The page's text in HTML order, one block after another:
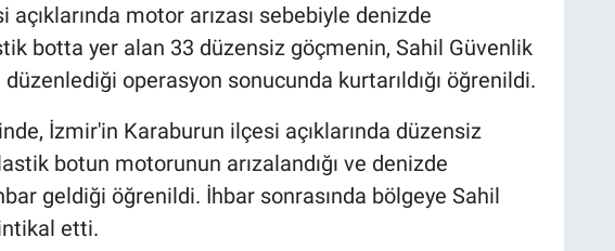
motor arızası sebebiyle denizde
botta yer alan 33 düzensiz göçmenin, Sahil Güvenlik
operasyon sonucunda kurtarıldığı öğrenildi.
İzmir'in Karaburun ilçesi açıklarında düzensiz
botun motorunun arızalandığı ve denizde
geldiği öğrenildi. İhbar sonrasında bölgeye Sahil
etti.